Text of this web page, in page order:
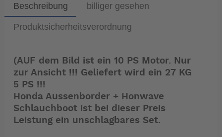
Beschreibung billiger gesehen
Produktsicherheitsverordnung
(AUF dem Bild ist ein 10 PS Motor. Nur
zur Ansicht !!! Geliefert wird ein 27 KG
5 PS !!!
Honda Aussenborder + Honwave
Schlauchboot ist bei dieser Preis
Leistung ein unschlagbares Set.